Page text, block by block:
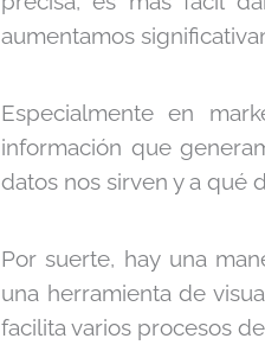
aumentamos
Especialmente en
información que
datos nos sirven y a qué
Por suerte, hay una
una herramienta de
facilita varios procesos